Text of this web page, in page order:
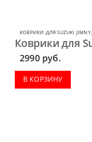
КОВРИКИ ДЛЯ SUZUKI JIMNY,
Коврики для
2990 руб.
В КОРЗИНУ